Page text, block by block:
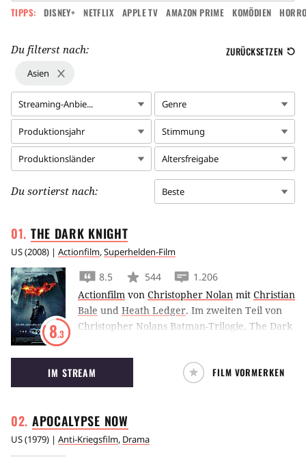
TIPPS: DISNEY+ NETFLIX APPLE TV AMAZON PRIME KOMÖDIEN
Du filterst nach: ZURÜCKSETZEN
Asien
Streaming-Anbie... Genre
Produktionsjahr Stimmung
Produktionsländer Altersfreigabe
Du sortierst nach: Beste
THE DARK KNIGHT
US(2008) | Actionfilm,Superhelden-Film
8.3
8.5 544
1.206
Actionfilm von Christopher Nolan mit Christian
Bale und Heath Ledger. Im zweiten Teil von
Christopher Nolans Batman-Trilogie, The Dark
Gotham City ins Chaos zu stürzen und Batmans
Pläne zu vereiteln.
IM STREAM FILM VORMERKEN
APOCALYPSE NOW
US(1979) | Anti-Kriegsfilm, Drama